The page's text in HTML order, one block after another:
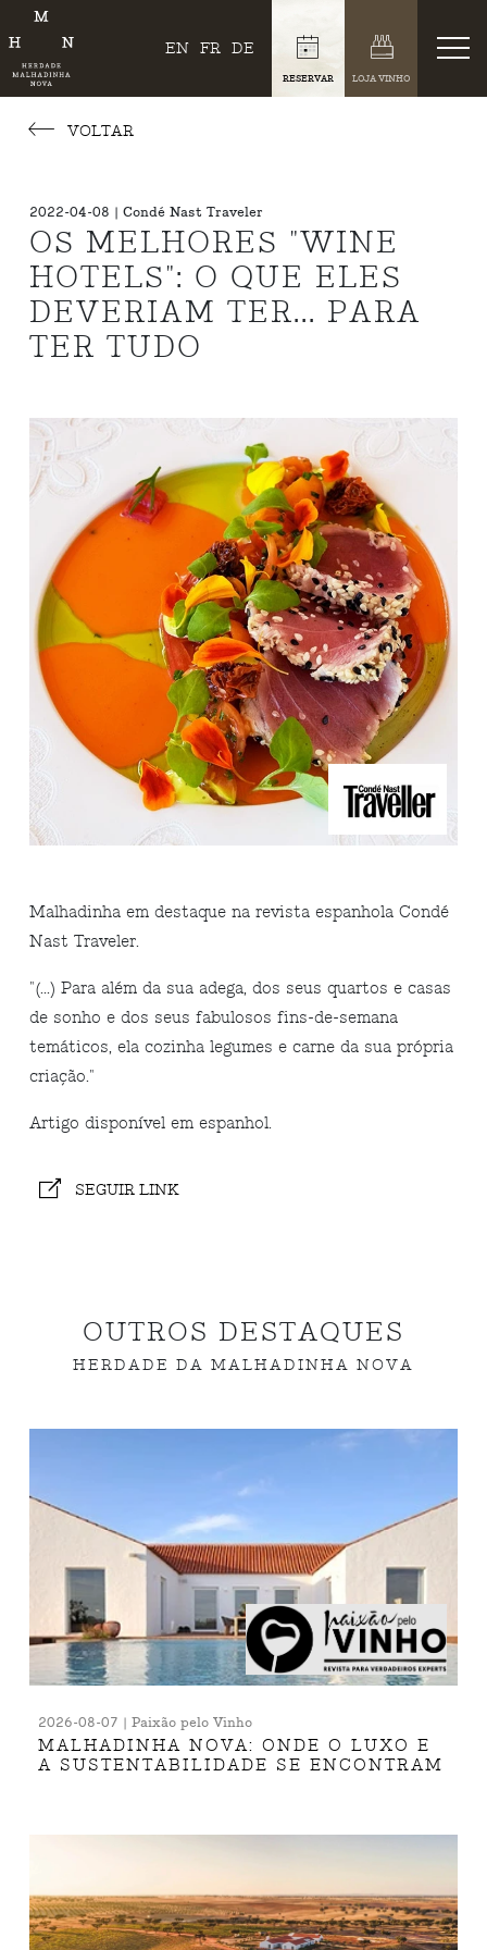
EN FR DE
RESERVAR LOJA VINHO
VOLTAR
2022-04-08 | Condé Nast Traveler
OS MELHORES "WINE
HOTELS": O QUE ELES
DEVERIAM TER... PARA
TER TUDO
Malhadinha em destaque na revista espanhola Condé
Nast Traveler.
"(...) Para além da sua adega, dos seus quartos e casas
de sonho e dos seus fabulosos fins-de-semana
temáticos, ela cozinha legumes e carne da sua própria
criação."
Artigo disponível em espanhol.
SEGUIR LINK
OUTROS DESTAQUES
HERDADE DA MALHADINHA NOVA
2026-08-07 | Paixão pelo Vinho
MALHADINHA NOVA: ONDE O LUXO E
A SUSTENTABILIDADE SE ENCONTRAM